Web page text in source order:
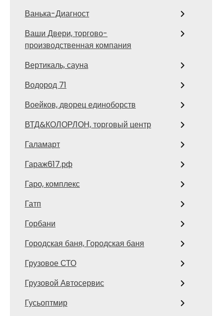
Ванька-Диагност
Ваши Двери, торгово-
производственная компания
Вертикаль, сауна
Водород 71
Воейков, дворец единоборств
ВТД&КОЛОРЛОН, торговый центр
Галамарт
Гараж617.рф
Гаро, комплекс
Гатп
Горбани
Городская баня, Городская баня
Грузовое СТО
Грузовой Автосервис
Гусьоптмир